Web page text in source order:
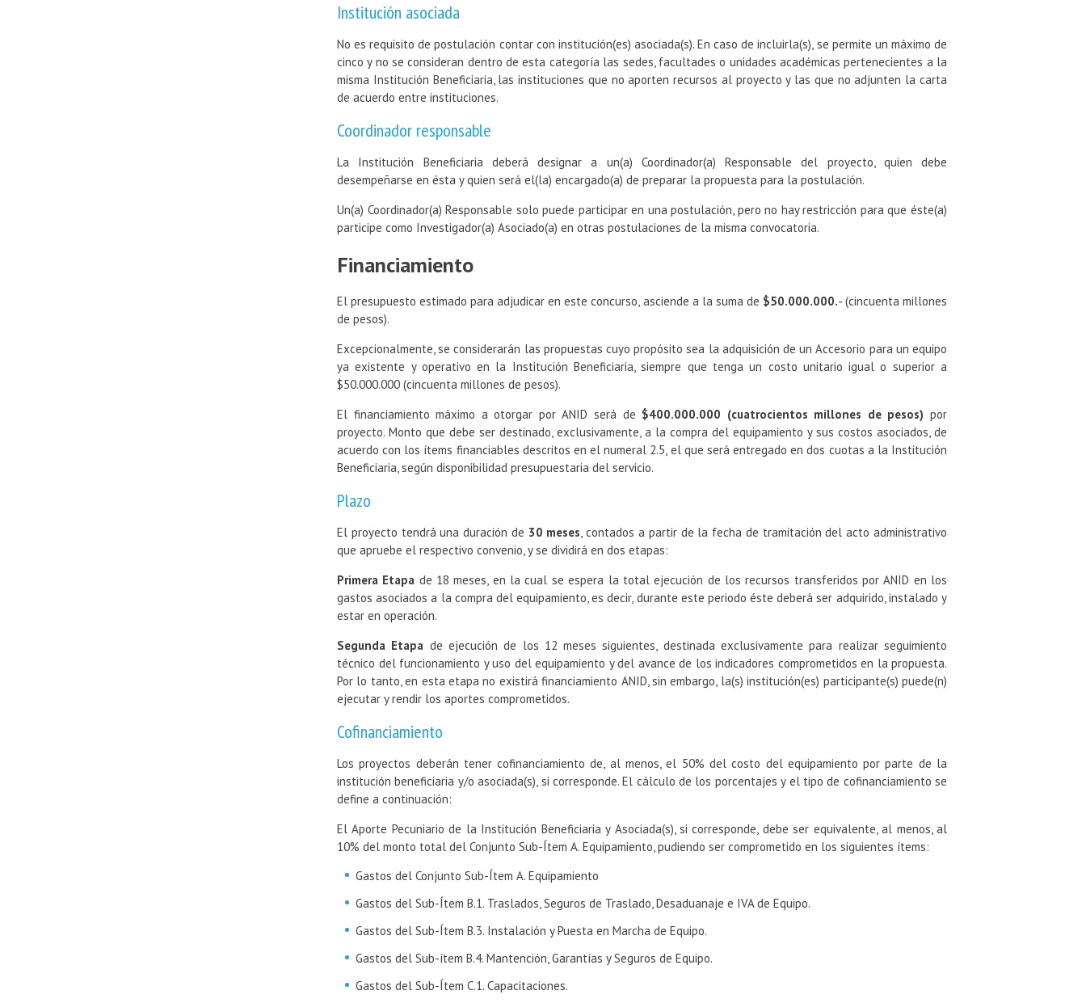
Institución asociada
No es requisito de postulación contar con institución(es) asociada(s). En caso de incluirla(s), se permite un máximo de
cinco y no se consideran dentro de esta categoría las sedes, facultades o unidades académicas pertenecientes a la
misma Institución Beneficiaria, las instituciones que no aporten recursos al proyecto y las que no adjunten la carta
de acuerdo entre instituciones.
Coordinador responsable
La Institución Beneficiaria deberá designar a un(a) Coordinador(a) Responsable del proyecto, quien debe
desempeñarse en ésta y quien será el(la) encargado(a) de preparar la propuesta para la postulación.
Un(a) Coordinador(a) Responsable solo puede participar en una postulación, pero no hay restricción para que éste(a)
participe como Investigador(a) Asociado(a) en otras postulaciones de la misma convocatoria.
Financiamiento
El presupuesto estimado para adjudicar en este concurso, asciende a la suma de $50.000.000.- (cincuenta millones
de pesos).
Excepcionalmente, se considerarán las propuestas cuyo propósito sea la adquisición de un Accesorio para un equipo
ya existente y operativo en la Institución Beneficiaria, siempre que tenga un costo unitario igual o superior a
$50.000.000 (cincuenta millones de pesos).
El financiamiento máximo a otorgar por ANID será de $400.000.000 (cuatrocientos millones de pesos) por
proyecto. Monto que debe ser destinado, exclusivamente, a la compra del equipamiento y sus costos asociados, de
acuerdo con los ítems financiables descritos en el numeral 2.5, el que será entregado en dos cuotas a la Institución
Beneficiaria, según disponibilidad presupuestaria del servicio.
Plazo
El proyecto tendrá una duración de 30 meses, contados a partir de la fecha de tramitación del acto administrativo
que apruebe el respectivo convenio, y se dividirá en dos etapas:
Primera Etapa de 18 meses, en la cual se espera la total ejecución de los recursos transferidos por ANID en los
gastos asociados a la compra del equipamiento, es decir, durante este periodo éste deberá ser adquirido, instalado y
estar en operación.
Segunda Etapa de ejecución de los 12 meses siguientes, destinada exclusivamente para realizar seguimiento
técnico del funcionamiento y uso del equipamiento y del avance de los indicadores comprometidos en la propuesta.
Por lo tanto, en esta etapa no existirá financiamiento ANID, sin embargo, la(s) institución(es) participante(s) puede(n)
ejecutar y rendir los aportes comprometidos.
Cofinanciamiento
Los proyectos deberán tener cofinanciamiento de, al menos, el 50% del costo del equipamiento por parte de la
institución beneficiaria y/o asociada(s), si corresponde. El cálculo de los porcentajes y el tipo de cofinanciamiento se
define a continuación:
El Aporte Pecuniario de la Institución Beneficiaria y Asociada(s), si corresponde, debe ser equivalente, al menos, al
10% del monto total del Conjunto Sub-Ítem A. Equipamiento, pudiendo ser comprometido en los siguientes ítems:
Gastos del Conjunto Sub-Ítem A. Equipamiento
Gastos del Sub-Ítem B.1. Traslados, Seguros de Traslado, Desaduanaje e IVA de Equipo.
Gastos del Sub-Ítem B.3. Instalación y Puesta en Marcha de Equipo.
Gastos del Sub-ítem B.4. Mantención, Garantías y Seguros de Equipo.
Gastos del Sub-Ítem C.1. Capacitaciones.